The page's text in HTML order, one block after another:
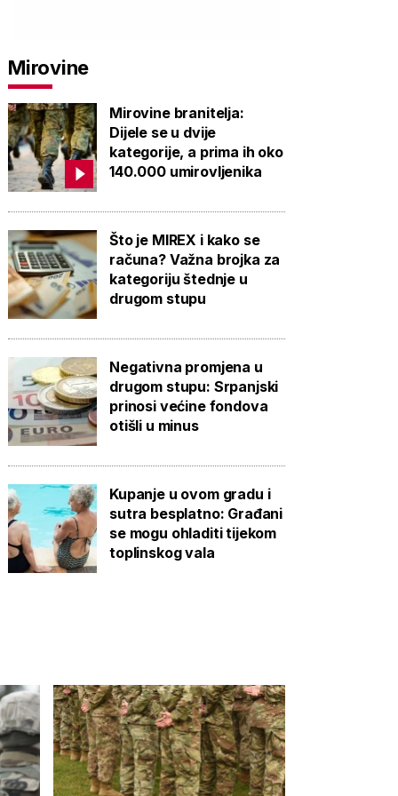
Mirovine
Mirovine branitelja:
Dijele se u dvije
kategorije, a prima ih oko
140.000 umirovljenika
Što je MIREX i kako se
računa? Važna brojka za
kategoriju štednje u
drugom stupu
Negativna promjena u
drugom stupu: Srpanjski
prinosi većine fondova
otišli u minus
Kupanje u ovom gradu i
sutra besplatno: Građani
se mogu ohladiti tijekom
toplinskog vala